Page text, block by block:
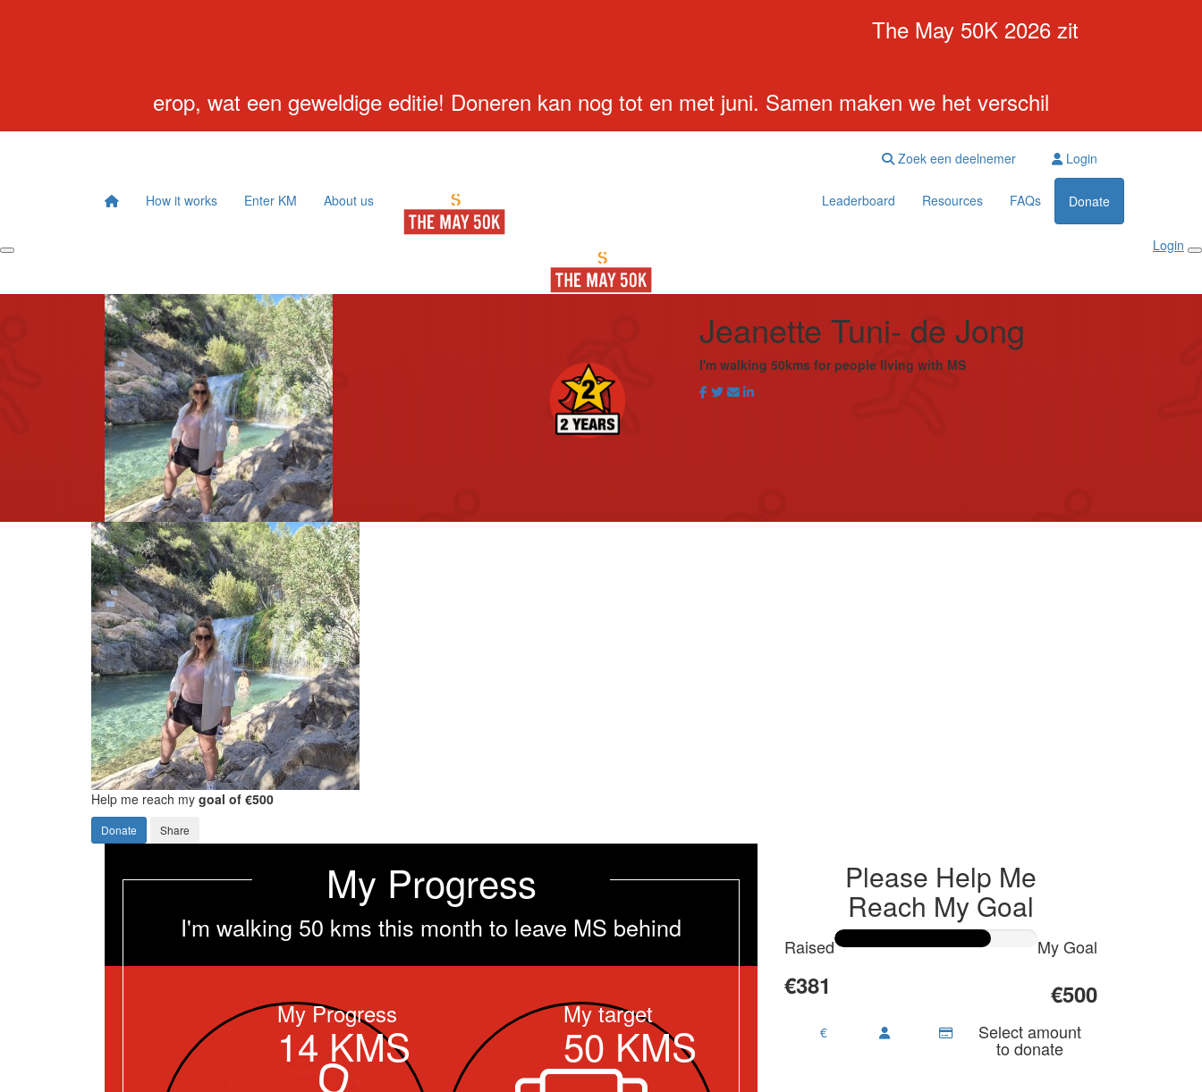
The May 50K 2026 zit
erop, wat een geweldige editie! Doneren kan nog tot en met juni. Samen maken we het verschil
Zoek een deelnemer Login
How it works Enter KM About us Leaderboard Resources FAQs Donate
Login
Jeanette Tuni- de Jong
I'm walking 50kms for people living with MS
Help me reach my goal of €500
Donate Share
Please Help Me
Reach My Goal
Raised
€381
My Goal
€500
€ Select amount
to donate
My Progress
I'm walking 50 kms this month to leave MS behind
My Progress
14 KMS
My target
50 KMS